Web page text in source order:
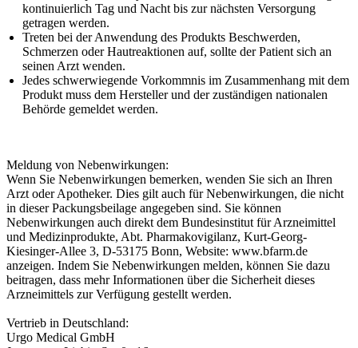
kontinuierlich Tag und Nacht bis zur nächsten Versorgung
getragen werden.
Treten bei der Anwendung des Produkts Beschwerden,
Schmerzen oder Hautreaktionen auf, sollte der Patient sich an
seinen Arzt wenden.
Jedes schwerwiegende Vorkommnis im Zusammenhang mit dem
Produkt muss dem Hersteller und der zuständigen nationalen
Behörde gemeldet werden.
Meldung von Nebenwirkungen:
Wenn Sie Nebenwirkungen bemerken, wenden Sie sich an Ihren
Arzt oder Apotheker. Dies gilt auch für Nebenwirkungen, die nicht
in dieser Packungsbeilage angegeben sind. Sie können
Nebenwirkungen auch direkt dem Bundesinstitut für Arzneimittel
und Medizinprodukte, Abt. Pharmakovigilanz, Kurt-Georg-
Kiesinger-Allee 3, D-53175 Bonn, Website: www.bfarm.de
anzeigen. Indem Sie Nebenwirkungen melden, können Sie dazu
beitragen, dass mehr Informationen über die Sicherheit dieses
Arzneimittels zur Verfügung gestellt werden.
Vertrieb in Deutschland:
Urgo Medical GmbH